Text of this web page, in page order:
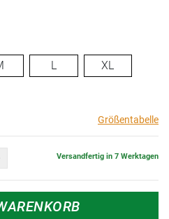
L XL
Größentabelle
Versandfertig in 7 Werktagen